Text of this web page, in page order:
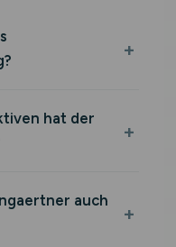
hat der
auch